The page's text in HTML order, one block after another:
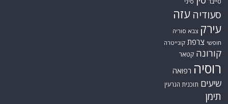
סעודיה עזה
עירק צבא סוריה
חופשי צרפת קונייטרה
קורונה קטאר
רוסיה רפואה
שיעים תוכנית הגרעין
תימן